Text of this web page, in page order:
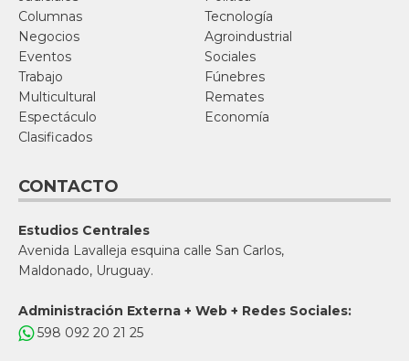
Columnas
Tecnología
Negocios
Agroindustrial
Eventos
Sociales
Trabajo
Fúnebres
Multicultural
Remates
Espectáculo
Economía
Clasificados
CONTACTO
Estudios Centrales
Avenida Lavalleja esquina calle San Carlos,
Maldonado, Uruguay.
Administración Externa + Web + Redes Sociales:
598 092 20 21 25